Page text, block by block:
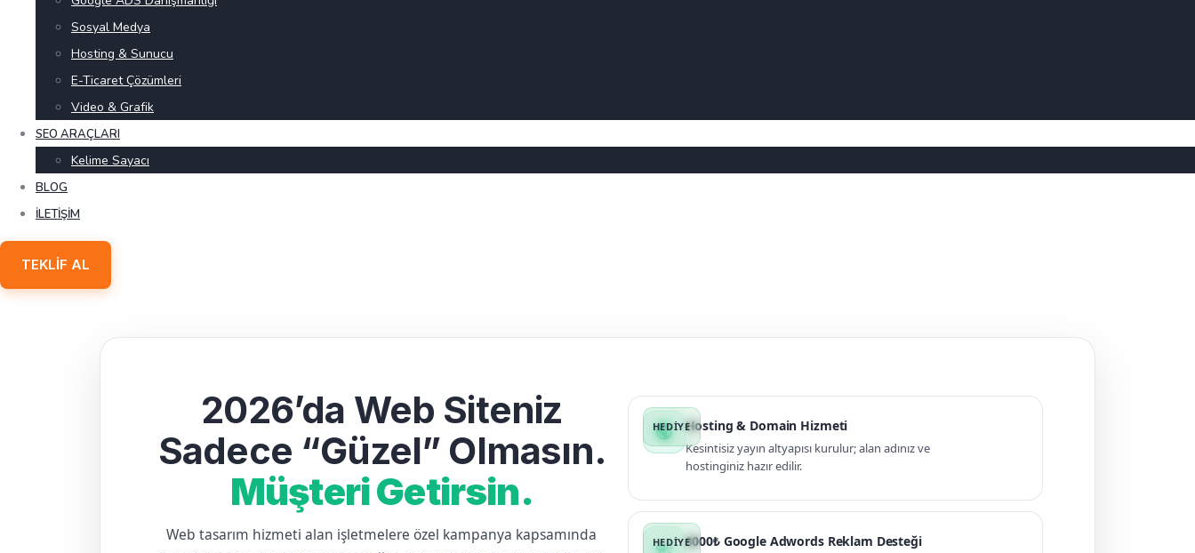
Sosyal Medya
Hosting & Sunucu
E-Ticaret Çözümleri
Video & Grafik
SEO ARAÇLARI
Kelime Sayacı
BLOG
İLETIŞIM
TEKLIF AL
2026’da Web Siteniz
Sadece “Güzel” Olmasın.
Müşteri Getirsin.
Web tasarım hizmeti alan işletmelere özel kampanya kapsamında
public Hosting & Domain Hizmeti
Kesintisiz yayın altyapısı kurulur; alan adınız ve
hostinginiz hazır edilir.
campaign 3000₺ Google Adwords Reklam Desteği